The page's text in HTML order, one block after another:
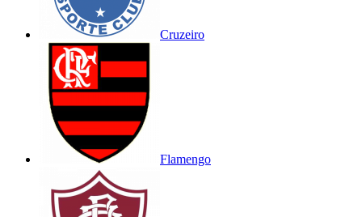
Cruzeiro
Flamengo